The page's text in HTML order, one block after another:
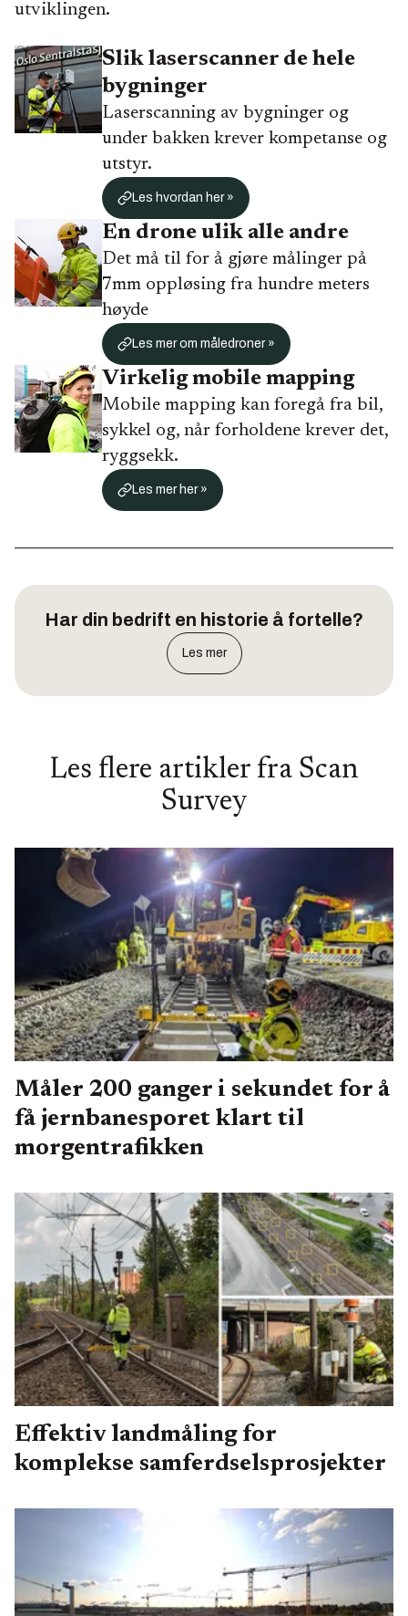
utviklingen.
Slik laserscanner de hele
bygninger
Laserscanning av bygninger og
under bakken krever kompetanse og
utstyr.
Les hvordan her »
En drone ulik alle andre
Det må til for å gjøre målinger på
7mm oppløsing fra hundre meters
høyde
Les mer om måledroner »
Virkelig mobile mapping
Mobile mapping kan foregå fra bil,
sykkel og, når forholdene krever det,
ryggsekk.
Les mer her »
Har din bedrift en historie å fortelle?
Les mer
Les flere artikler fra Scan
Survey
Måler 200 ganger i sekundet for å
få jernbanesporet klart til
morgentrafikken
Effektiv landmåling for
komplekse samferdselsprosjekter